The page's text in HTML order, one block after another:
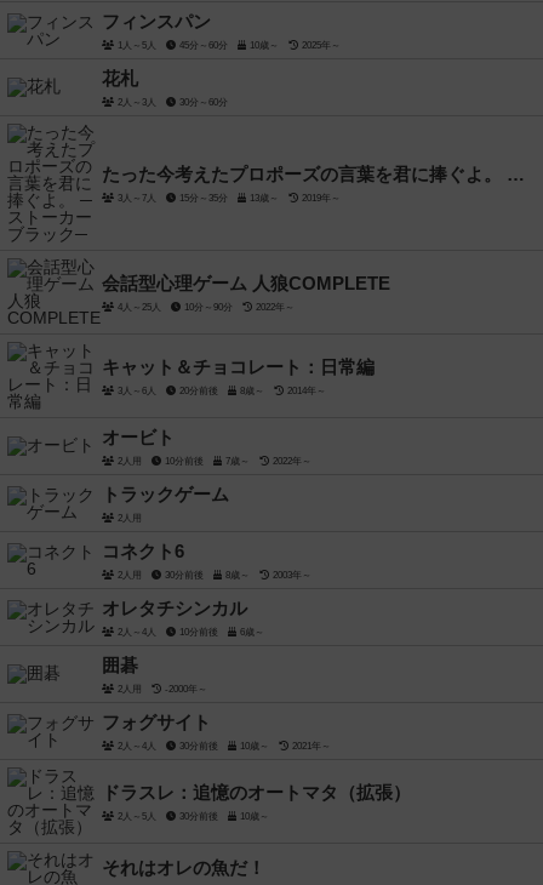
フィンスパン
1人～5人 45分～60分 10歳～ 2025年～
花札
2人～3人 30分～60分
たった今考えたプロポーズの言葉を君に捧ぐよ。 ─ストーカーブラック─
3人～7人 15分～35分 13歳～ 2019年～
会話型心理ゲーム 人狼COMPLETE
4人～25人 10分～90分 2022年～
キャット＆チョコレート：日常編
3人～6人 20分前後 8歳～ 2014年～
オービト
2人用 10分前後 7歳～ 2022年～
トラックゲーム
2人用
コネクト6
2人用 30分前後 8歳～ 2003年～
オレタチシンカル
2人～4人 10分前後 6歳～
囲碁
2人用 -2000年～
フォグサイト
2人～4人 30分前後 10歳～ 2021年～
ドラスレ：追憶のオートマタ（拡張）
2人～5人 30分前後 10歳～
それはオレの魚だ！